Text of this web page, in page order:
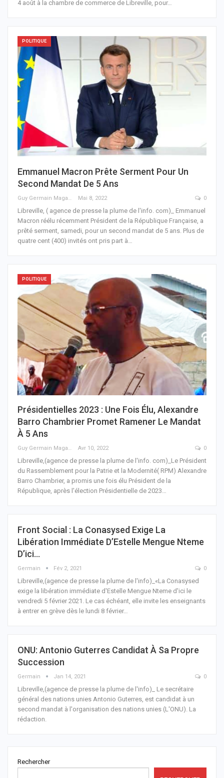
4 août à la chambre de commerce de Libreville, pour…
POLITIQUE
Emmanuel Macron Prête Serment Pour Un
Second Mandat De 5 Ans
Guy Germain Maganga Nziengui Mai 8, 2022 0
Libreville, ( agence de presse la plume de l'info. com)_ Emmanuel
Macron réélu récemment Président de la République Française, a
prêté serment, samedi, pour un second mandat de 5 ans. Plus de
quatre cent (400) invités ont pris part à
POLITIQUE
Présidentielles 2023 : Une Fois Élu, Alexandre
Barro Chambrier Promet Ramener Le Mandat
À 5 Ans
Guy Germain Maganga Nziengui Avr 10, 2022 0
Libreville,(agence de presse la plume de l'info. com)_Le Président
du Rassemblement pour la Patrie et la Modernité( RPM) Alexandre
Barro Chambrier, a promis une fois élu Président de la
République, après l'élection Présidentielle de 2023
Front Social : La Conasysed Exige La
Libération Immédiate D’Estelle Mengue Nteme
D’ici…
Germain Fév 2, 2021 0
Libreville,(agence de presse la plume de l'info)_«La Conasysed
exige la libération immédiate d'Estelle Mengue Nteme d'ici le
vendredi 5 février 2021. Le cas échéant, elle invite les enseignants
à entrer en grève dès le lundi 8 février…
ONU: Antonio Guterres Candidat À Sa Propre
Succession
Germain Jan 14, 2021 0
Libreville,(agence de presse la plume de l'info)_ Le secrétaire
général des nations unies Antonio Guterres, est candidat à un
second mandat à l'organisation des nations unies (L'ONU). La
rédaction.
Rechercher